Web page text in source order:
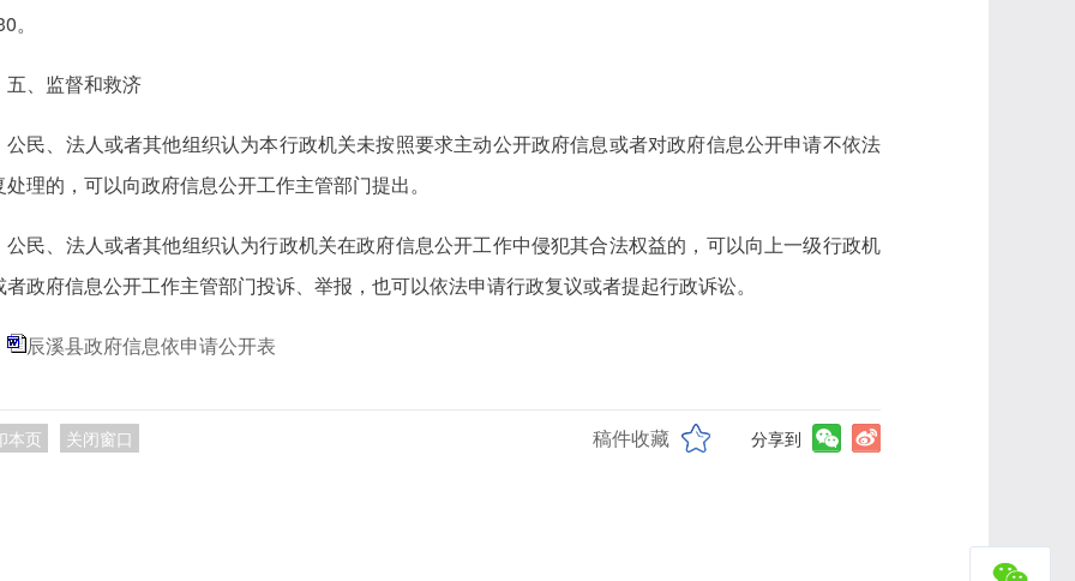
。
五、监督和救济
公民、法人或者其他组织认为本行政机关未按照要求主动公开政府信息或者对政府信息公开申请不依法
处理的，可以向政府信息公开工作主管部门提出。
公民、法人或者其他组织认为行政机关在政府信息公开工作中侵犯其合法权益的，可以向上一级行政机
者政府信息公开工作主管部门投诉、举报，也可以依法申请行政复议或者提起行政诉讼。
辰溪县政府信息依申请公开表
本页 关闭窗口 稿件收藏 分享到